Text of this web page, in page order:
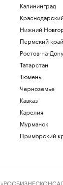
Калининград
Нижний
Пермский край
Ростов-на-Дону
Татарстан
Тюмень
Черноземье
Кавказ
Карелия
Мурманск
Приморский